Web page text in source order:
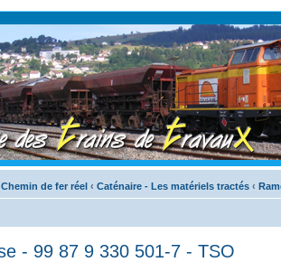
Chemin de fer réel ‹ Caténaire - Les matériels tractés ‹
- 99 87 9 330 501-7 - TSO